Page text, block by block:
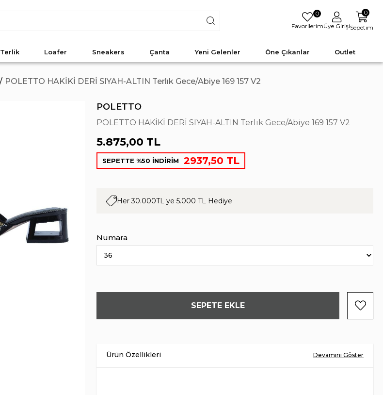
Favorilerim
0
Üye GirişiSepetim
0
Terlik Loafer Sneakers Çanta Yeni Gelenler Öne Çıkanlar Outlet
POLETTO HAKİKİ DERİ SIYAH-ALTIN Terlık Gece/Abiye 169 157 V2
POLETTO
POLETTO HAKİKİ DERİ SIYAH-ALTIN Terlık Gece/Abiye 169 157 V2
5.875,00 TL
SEPETTE %50 İNDİRİM 2937,50 TL
Her 30.000TL ye 5.000 TL Hediye
Numara